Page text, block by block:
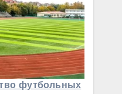
футбольных